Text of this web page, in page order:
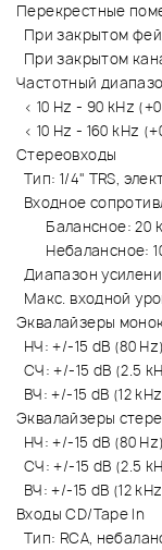
Перекрестные
При закрытом
При закрытом
Частотный
< 10 Hz - 90 kHz
< 10 Hz - 160 kHz
Стереовходы
Тип: 1/4" TRS,
Входное
Балансное: 20
Небалансное:
Диапазон
Макс. входной
Эквалайзеры
НЧ: +/-15 dB (80 Hz)
СЧ: +/-15 dB (2.5
ВЧ: +/-15 dB (12
Эквалайзеры
НЧ: +/-15 dB (80 Hz)
СЧ: +/-15 dB (2.5
ВЧ: +/-15 dB (12
Входы CD/Tape In
Тип: RCA,